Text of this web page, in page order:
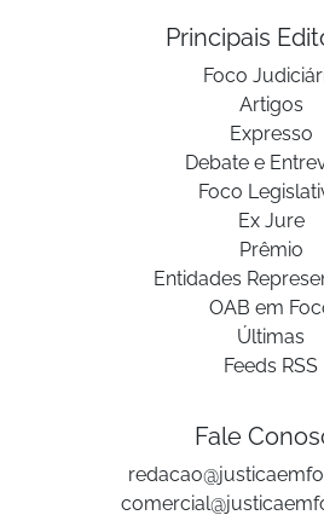
Principais
Foco
Artigos
Expresso
Debate e
Foco
Ex Jure
Prêmio
Entidades
OAB em
Últimas
Feeds RSS
Fale